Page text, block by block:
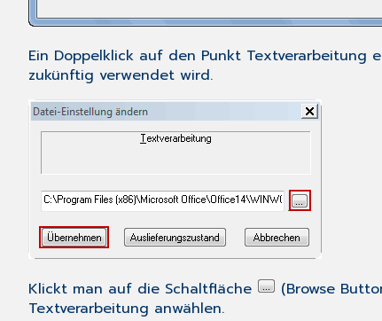
Ein Doppelklick auf den Punkt Textverarbeitung
zukünftig verwendet wird.
Klickt man auf die Schaltfläche
(Browse
Textverarbeitung anwählen.